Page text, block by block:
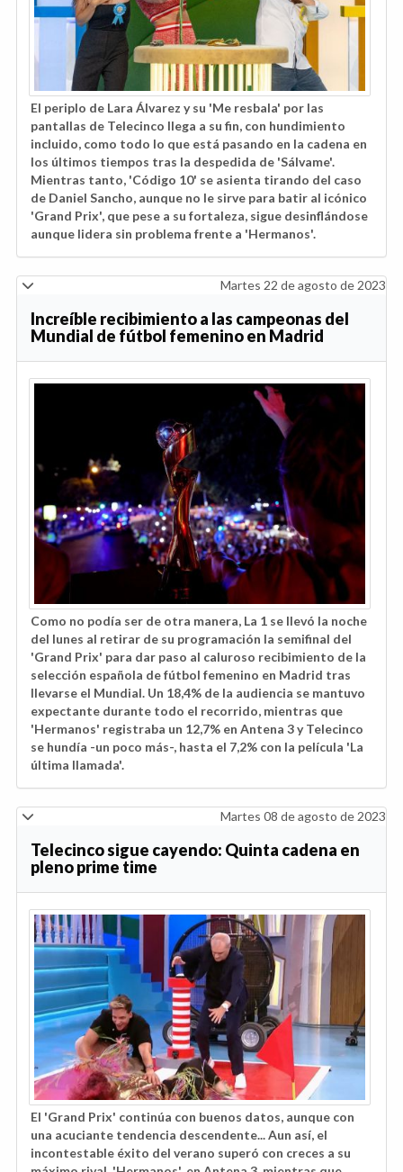
El periplo de Lara Álvarez y su 'Me resbala' por las
pantallas de Telecinco llega a su fin, con hundimiento
incluido, como todo lo que está pasando en la cadena en
los últimos tiempos tras la despedida de 'Sálvame'.
Mientras tanto, 'Código 10' se asienta tirando del caso
de Daniel Sancho, aunque no le sirve para batir al icónico
'Grand Prix', que pese a su fortaleza, sigue desinflándose
aunque lidera sin problema frente a 'Hermanos'.
Martes 22 de agosto de 2023
Increíble recibimiento a las campeonas del
Mundial de fútbol femenino en Madrid
Como no podía ser de otra manera, La 1 se llevó la noche
del lunes al retirar de su programación la semifinal del
'Grand Prix' para dar paso al caluroso recibimiento de la
selección española de fútbol femenino en Madrid tras
llevarse el Mundial. Un 18,4% de la audiencia se mantuvo
expectante durante todo el recorrido, mientras que
'Hermanos' registraba un 12,7% en Antena 3 y Telecinco
se hundía -un poco más-, hasta el 7,2% con la película 'La
última llamada'.
Martes 08 de agosto de 2023
Telecinco sigue cayendo: Quinta cadena en
pleno prime time
El 'Grand Prix' continúa con buenos datos, aunque con
una acuciante tendencia descendente... Aun así, el
incontestable éxito del verano superó con creces a su